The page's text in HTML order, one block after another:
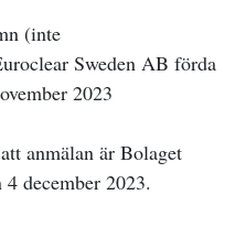
(inte
Sweden AB förda
2023
anmälan är Bolaget
december 2023.